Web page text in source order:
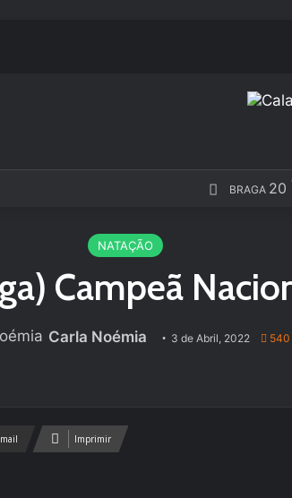
BRAGA 20
NATAÇÃO
Campeã
Carla Noémia 3 de Abril, 2022 540
Imprimir